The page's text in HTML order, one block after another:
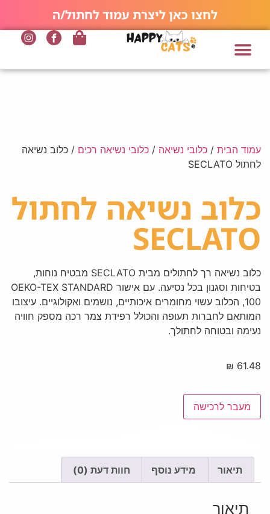
לחצו כאן ליצרת עמוד לחתול/ה
עמוד הבית / כלובי נשיאה / כלובי נשיאה רכים / כלוב נשיאה
לחתול SECLATO
כלוב נשיאה לחתול
SECLATO
כלוב נשיאה רך לחתולים מבית SECLATO מבטיח נוחות,
בטיחות וסגנון בכל נסיעה. עם אישור OEKO-TEX STANDARD
100, הכלוב עשוי מחומרים איכותיים, נושמים ואקולוגיים. עיצובו
המותאם לחברות תעופה והכולל רפידת צמר רכה מספק חוויה
נעימה ובטוחה לחתולך.
₪ 61.48
מעבר לרכישה
תיאור מידע נוסף חוות דעת (0)
תיאור